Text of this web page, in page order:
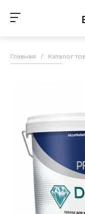
Главная / Каталог